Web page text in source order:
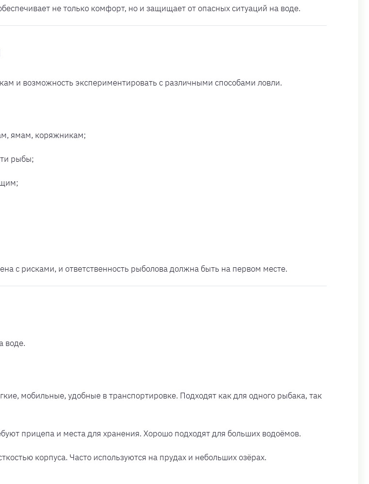
не только комфорт, но и защищает от опасных ситуаций на воде.
и возможность экспериментировать с различными способами ловли.
ямам, коряжникам;
рыбы;
с рисками, и ответственность рыболова должна быть на первом месте.
воде.
мобильные, удобные в транспортировке. Подходят как для одного рыбака, так
прицепа и места для хранения. Хорошо подходят для больших водоёмов.
корпуса. Часто используются на прудах и небольших озёрах.